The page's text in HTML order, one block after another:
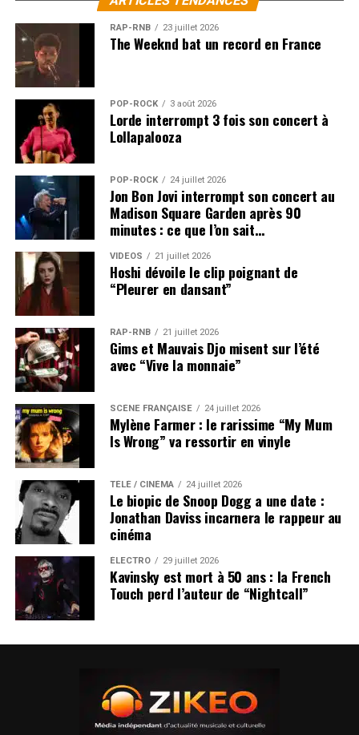
RAP-RNB 23 juillet 2026
The Weeknd bat un record en France
POP-ROCK 3 août 2026
Lorde interrompt 3 fois son concert à
Lollapalooza
POP-ROCK 24 juillet 2026
Jon Bon Jovi interrompt son concert au
Madison Square Garden après 90
minutes : ce que l’on sait…
VIDEOS 21 juillet 2026
Hoshi dévoile le clip poignant de
“Pleurer en dansant”
RAP-RNB 21 juillet 2026
Gims et Mauvais Djo misent sur l’été
avec “Vive la monnaie”
SCÈNE FRANÇAISE 24 juillet 2026
Mylène Farmer : le rarissime “My Mum
Is Wrong” va ressortir en vinyle
TÉLÉ / CINÉMA 24 juillet 2026
Le biopic de Snoop Dogg a une date :
Jonathan Daviss incarnera le rappeur au
cinéma
ÉLECTRO 29 juillet 2026
Kavinsky est mort à 50 ans : la French
Touch perd l’auteur de “Nightcall”